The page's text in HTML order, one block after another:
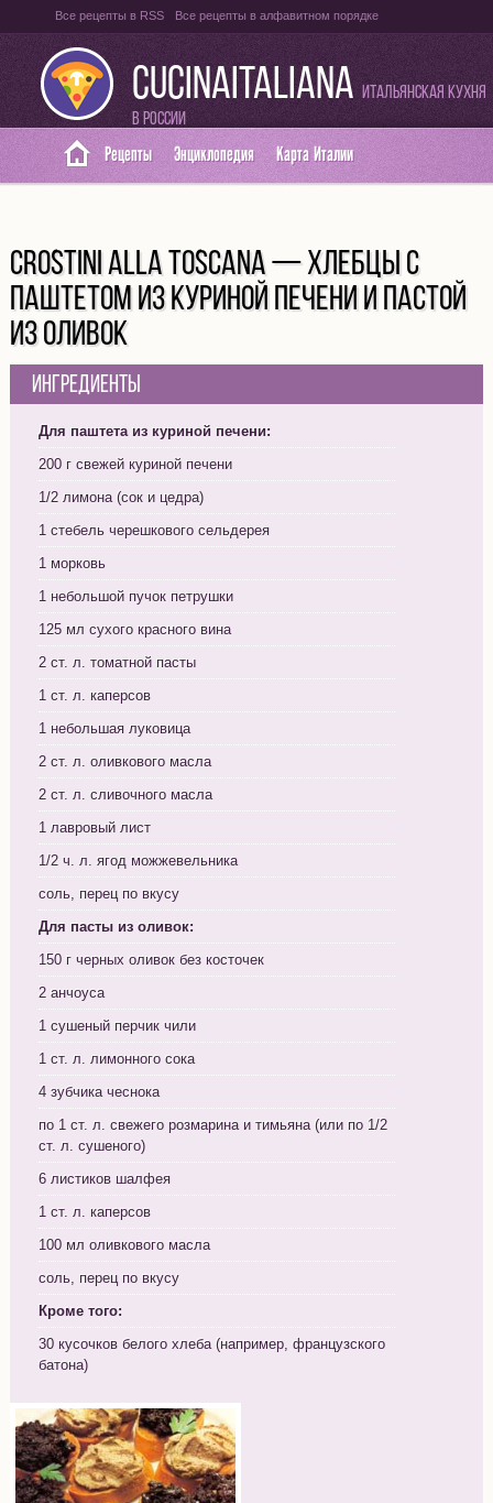
Все рецепты в RSS Все рецепты в алфавитном порядке
Оглавление на итальянском языке Карта сайта
CUCINAITALIANA Итальянская кухня
в России
Рецепты Энциклопедия Карта Италии
CROSTINI ALLA TOSCANA — ХЛЕБЦЫ С
ПАШТЕТОМ ИЗ КУРИНОЙ ПЕЧЕНИ И ПАСТОЙ
ИЗ ОЛИВОК
Ингредиенты
Для паштета из куриной печени:
200 г свежей куриной печени
1/2 лимона (сок и цедра)
1 стебель черешкового сельдерея
1 морковь
1 небольшой пучок петрушки
125 мл сухого красного вина
2 ст. л. томатной пасты
1 ст. л. каперсов
1 небольшая луковица
2 ст. л. оливкового масла
2 ст. л. сливочного масла
1 лавровый лист
1/2 ч. л. ягод можжевельника
соль, перец по вкусу
Для пасты из оливок:
150 г черных оливок без косточек
2 анчоуса
1 сушеный перчик чили
1 ст. л. лимонного сока
4 зубчика чеснока
по 1 ст. л. свежего розмарина и тимьяна (или по 1/2
ст. л. сушеного)
6 листиков шалфея
1 ст. л. каперсов
100 мл оливкового масла
соль, перец по вкусу
Кроме того:
30 кусочков белого хлеба (например, французского
батона)